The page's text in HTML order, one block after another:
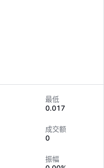
最低
0.017
成交额
0
振幅